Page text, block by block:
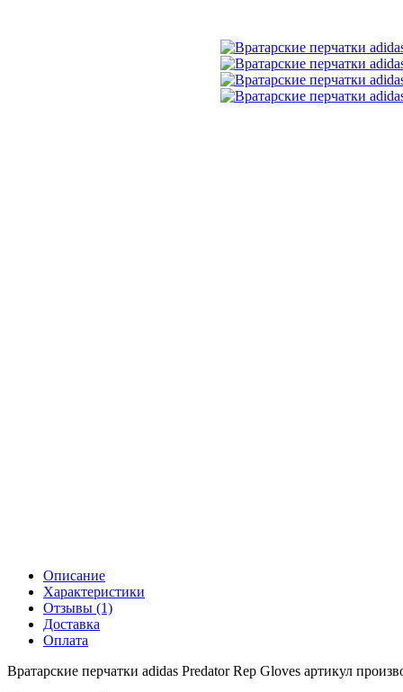
Описание
Характеристики
Отзывы (1)
Доставка
Оплата
Вратарские перчатки adidas Predator Rep Gloves артикул